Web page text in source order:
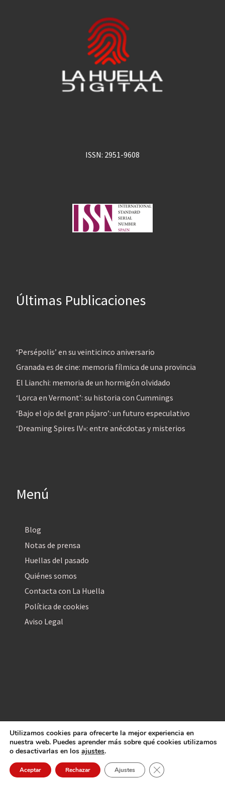
ISSN: 2951-9608
Últimas Publicaciones
‘Persépolis’ en su veinticinco aniversario
Granada es de cine: memoria fílmica de una provincia
El Lianchi: memoria de un hormigón olvidado
‘Lorca en Vermont’: su historia con Cummings
‘Bajo el ojo del gran pájaro’: un futuro especulativo
‘Dreaming Spires IV»: entre anécdotas y misterios
Menú
Blog
Notas de prensa
Huellas del pasado
Quiénes somos
Contacta con La Huella
Política de cookies
Aviso Legal
© 2026La Huella Digital– Todos los derechos reservados
Utilizamos cookies para ofrecerte la mejor experiencia en
nuestra web. Puedes aprender más sobre qué cookies utilizamos
o desactivarlas en los ajustes.
Aceptar Rechazar Ajustes Cerrar el banner de